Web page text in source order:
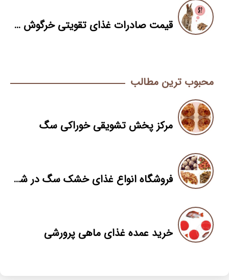
قیمت صادرات غذای تقویتی خرگوش در تهران
محبوب ترین مطالب
مرکز پخش تشویقی خوراکی سگ
فروشگاه انواع غذای خشک سگ در شیراز
خرید عمده غذای ماهی پرورشی